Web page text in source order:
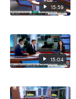
15:59
15:04